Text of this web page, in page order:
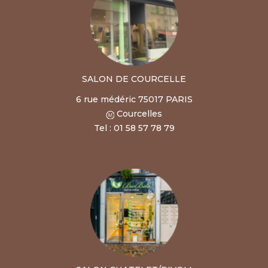
SALON DE COURCELLE
6 rue médéric 75017 PARIS
Courcelles
Tel : 01 58 57 78 79